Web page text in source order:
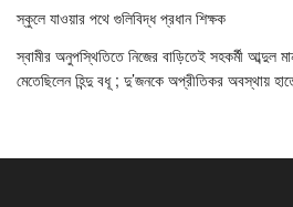
স্কুলে যাওয়ার পথে গুলিবিদ্ধ প্রধান শিক্ষক
স্বামীর অনুপস্থিতিতে নিজের বাড়িতেই সহকর্মী আব্দুল
মেতেছিলেন হিন্দু বধূ ; দু’জনকে অপ্রীতিকর অবস্থায়